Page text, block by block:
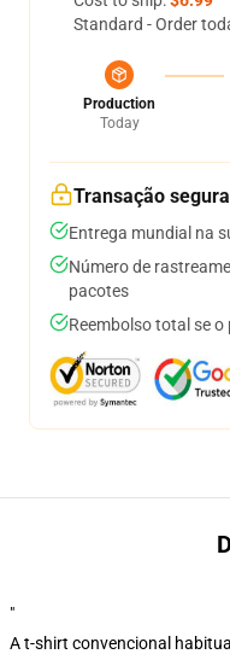
Standard - Order
Production
Today
Transação segura
Entrega mundial na
Número de
pacotes
Reembolso total se
"
A t-shirt convencional